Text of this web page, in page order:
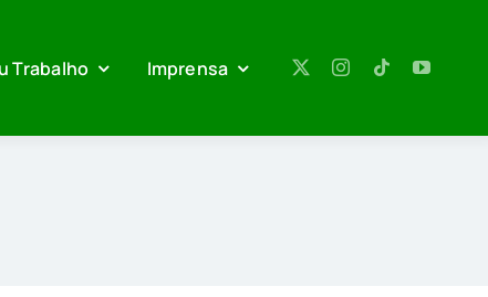
Trabalho Imprensa